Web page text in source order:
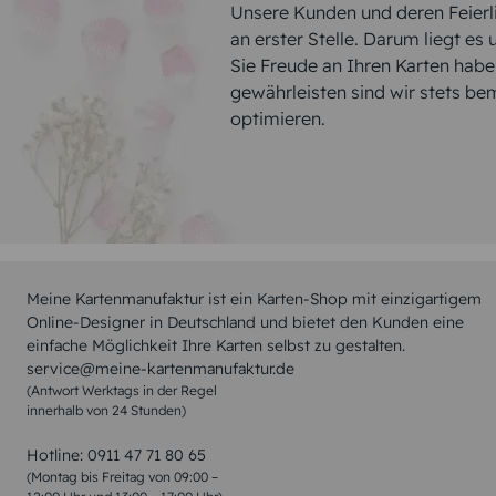
Unsere Kunden und deren
an erster Stelle. Darum liegt es
Sie Freude an Ihren Karten
gewährleisten sind wir stets
optimieren.
Meine Kartenmanufaktur ist ein Karten-Shop mit einzigartigem
Online-Designer in Deutschland und bietet den Kunden eine
einfache Möglichkeit Ihre Karten selbst zu gestalten.
service@meine-kartenmanufaktur.de
(Antwort Werktags in der Regel
innerhalb von 24 Stunden)
Hotline: 0911 47 71 80 65
(Montag bis Freitag von 09:00 –